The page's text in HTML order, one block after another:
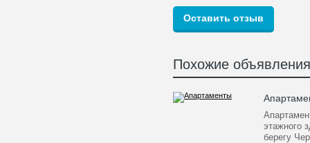
Похожие объявления
этажного
берегу